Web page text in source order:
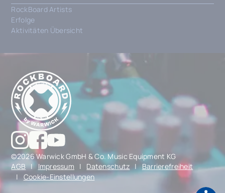
RockBoard Artists
Erfolge
Aktivitäten Übersicht
©2026 Warwick GmbH & Co. Music Equipment KG
AGB | Impressum | Datenschutz |
Barrierefreiheit
|
Cookie-Einstellungen